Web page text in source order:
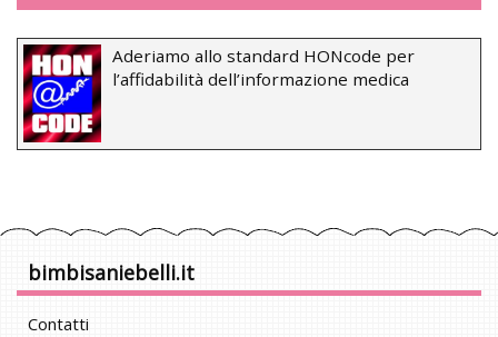
Aderiamo allo standard HONcode per
l’affidabilità dell’informazione medica
bimbisaniebelli.it
Contatti